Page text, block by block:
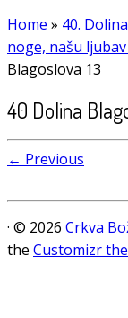
Home » 40.
noge, našu
Blagoslova 13
40 Dolina
← Previous
· © 2026 Crkva
the Customizr